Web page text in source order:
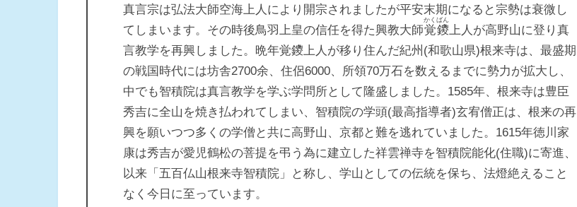
真言宗は弘法大師空海上人により開宗されましたが平安末期になると宗勢は衰微し
てしまいます。その時後鳥羽上皇の信任を得た興教大師覚鑁
かくばん
上人が高野山に登り真
言教学を再興しました。晩年覚鑁上人が移り住んだ紀州(和歌山県)根来寺は、最盛期
の戦国時代には坊舎2700余、住侶6000、所領70万石を数えるまでに勢力が拡大し、
中でも智積院は真言教学を学ぶ学問所として隆盛しました。1585年、根来寺は豊臣
秀吉に全山を焼き払われてしまい、智積院の学頭(最高指導者)玄宥僧正は、根来の再
興を願いつつ多くの学僧と共に高野山、京都と難を逃れていました。1615年徳川家
康は秀吉が愛児鶴松の菩提を弔う為に建立した祥雲禅寺を智積院能化(住職)に寄進、
以来「五百仏山根来寺智積院」と称し、学山としての伝統を保ち、法燈絶えること
なく今日に至っています。